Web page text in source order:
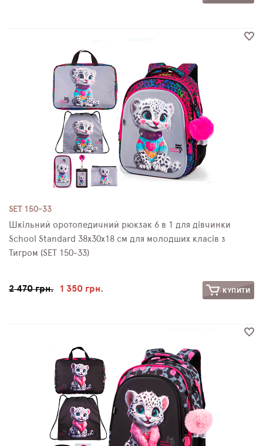
SET 150-33
Шкільний оротопедичний рюкзак 6 в 1 для дівчинки
School Standard 38х30х18 см для молодших класів з
Тигром (SET 150-33)
2 470 грн. 1 350 грн. КУПИТИ